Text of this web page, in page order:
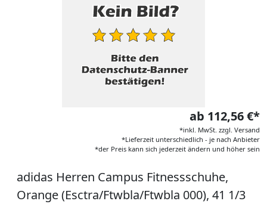
ab 112,56 €*
*inkl. MwSt. zzgl. Versand
*Lieferzeit unterschiedlich - je nach Anbieter
*der Preis kann sich jederzeit ändern und höher sein
adidas Herren Campus Fitnessschuhe,
Orange (Esctra/Ftwbla/Ftwbla 000), 41 1/3